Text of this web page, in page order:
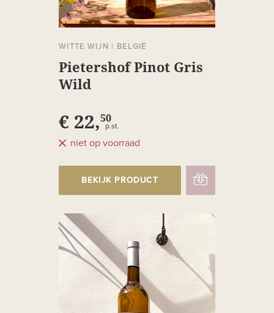
WITTE WIJN | BELGIË
Pietershof Pinot Gris
Wild
€ 22,50
p.st.
niet op voorraad
BEKIJK PRODUCT